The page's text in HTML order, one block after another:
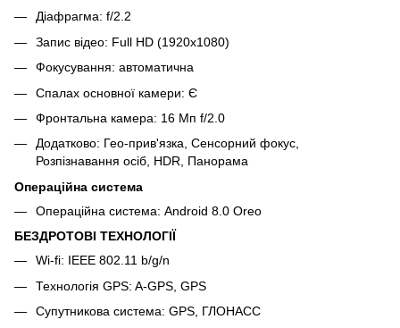
Діафрагма: f/2.2
Запис відео: Full HD (1920x1080)
Фокусування: автоматична
Спалах основної камери: Є
Фронтальна камера: 16 Мп f/2.0
Додатково: Гео-прив'язка, Сенсорний фокус,
Розпізнавання осіб, HDR, Панорама
Операційна система
Операційна система: Android 8.0 Oreo
БЕЗДРОТОВІ ТЕХНОЛОГІЇ
Wi-fi: IEEE 802.11 b/g/n
Технологія GPS: A-GPS, GPS
Супутникова система: GPS, ГЛОНАСС